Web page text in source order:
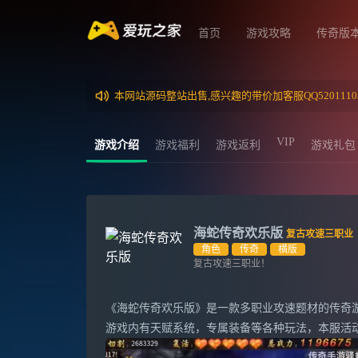
首页 游戏攻略 传奇版
本网站源码整站出售,感兴趣的带价加客服
游戏介绍 游戏福利 游戏返利 VIP 游戏礼包
海蛇传奇欢乐版 复古攻速三职业
角色
传奇
横版
复古攻速三职业！
《海蛇传奇欢乐版》是一款多职业攻速题材的传
游戏内有天赋系统，专属装备等各种玩法，本服